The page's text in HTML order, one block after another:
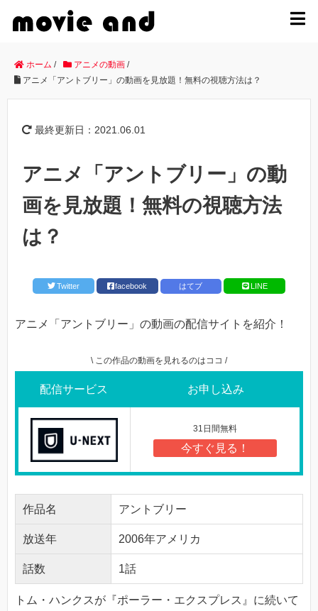
ホーム / アニメの動画 /
アニメ「アントブリー」の動画を見放題！無料の視聴方法は？
最終更新日：2021.06.01
アニメ「アントブリー」の動
画を見放題！無料の視聴方法
は？
Twitter facebook はてブ LINE
アニメ「アントブリー」の動画の配信サイトを紹介！
\ この作品の動画を見れるのはココ /
配信サービス お申し込み
31日間無料
今すぐ見る！
作品名 アントブリー
放送年 2006年アメリカ
話数 1話
トム・ハンクスが『ポーラー・エクスプレス』に続いて